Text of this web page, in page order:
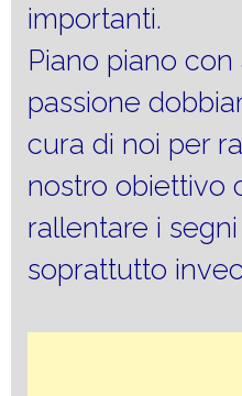
importanti.
Piano piano
passione
cura di noi per
nostro obiettivo
rallentare i
soprattutto